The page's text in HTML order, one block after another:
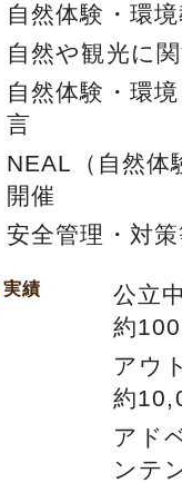
自然体験・環
自然や観光に
自然体験・環
言
NEAL（自然体
開催
安全管理・対
実績
公立
約
ア
約
アド
ンテ